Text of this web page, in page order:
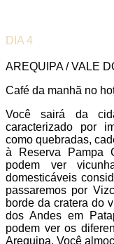
DIA 4
AREQUIPA / VALE
Café da manhã no
Você sairá da
caracterizado por
como quebradas,
à Reserva Pampa
podem ver
domesticáveis
passaremos por
borde da cratera do
dos Andes em
podem ver os
Arequipa. Você